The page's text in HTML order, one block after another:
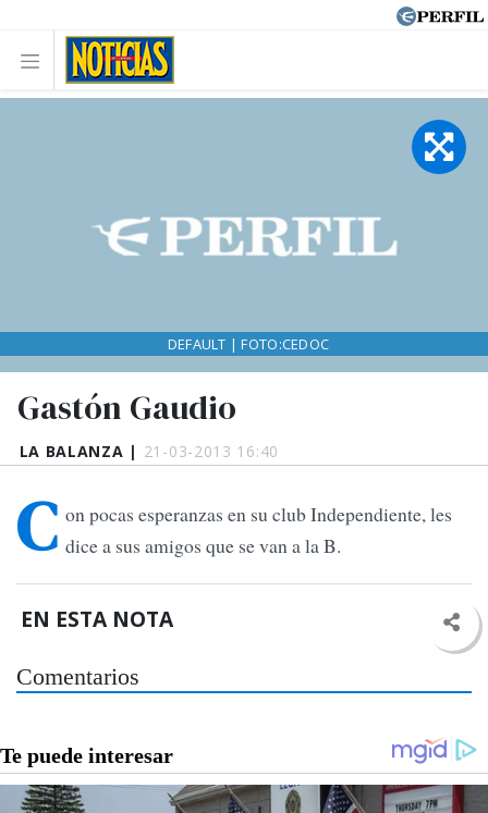
LA BALANZA | 21-03-2013 16:40
Gastón Gaudio
DEFAULT | FOTO:CEDOC
C on pocas esperanzas en su club Independiente, les
dice a sus amigos que se van a la B.
EN ESTA NOTA
Comentarios